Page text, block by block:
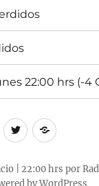
22:00 hrs (-4
Twitter
Perdidos
Señal
vivo
| 22:00 hrs por